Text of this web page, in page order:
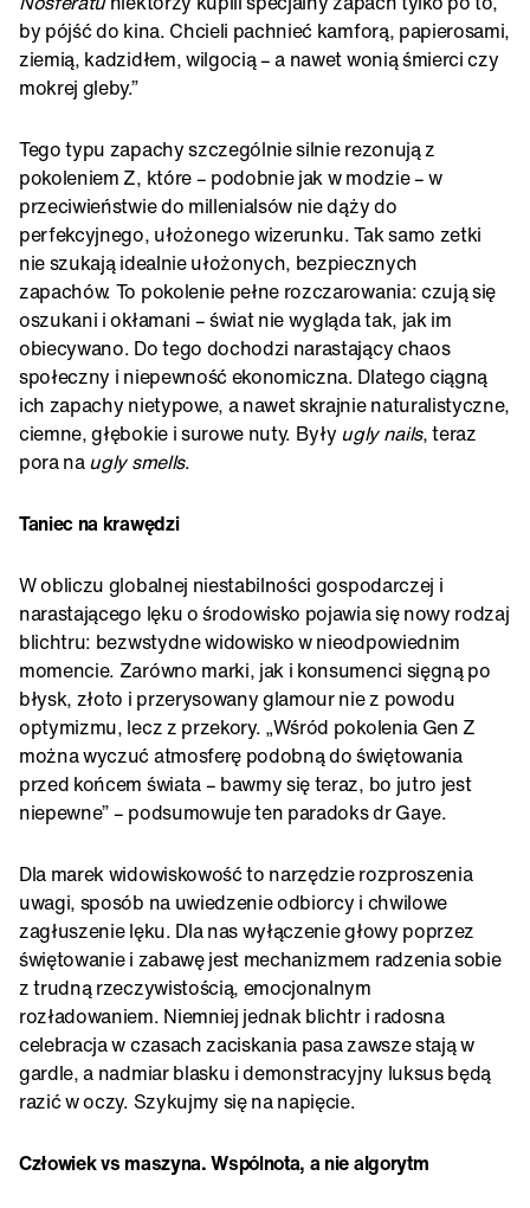
by pójść do kina. Chcieli pachnieć kamforą, papierosami,
ziemią, kadzidłem, wilgocią – a nawet wonią śmierci czy
mokrej gleby.”
Tego typu zapachy szczególnie silnie rezonują z
pokoleniem Z, które – podobnie jak w modzie – w
przeciwieństwie do millenialsów nie dąży do
perfekcyjnego, ułożonego wizerunku. Tak samo zetki
nie szukają idealnie ułożonych, bezpiecznych
zapachów. To pokolenie pełne rozczarowania: czują się
oszukani i okłamani – świat nie wygląda tak, jak im
obiecywano. Do tego dochodzi narastający chaos
społeczny i niepewność ekonomiczna. Dlatego ciągną
ich zapachy nietypowe, a nawet skrajnie naturalistyczne,
ciemne, głębokie i surowe nuty. Były ugly nails, teraz
pora naugly smells.
Taniec na krawędzi
W obliczu globalnej niestabilności gospodarczej i
narastającego lęku o środowisko pojawia się nowy rodzaj
blichtru: bezwstydne widowisko w nieodpowiednim
momencie. Zarówno marki, jak i konsumenci sięgną po
błysk, złoto i przerysowany glamour nie z powodu
optymizmu, lecz z przekory. „Wśród pokolenia Gen Z
można wyczuć atmosferę podobną do świętowania
przed końcem świata – bawmy się teraz, bo jutro jest
niepewne” – podsumowuje ten paradoks dr Gaye.
Dla marek widowiskowość to narzędzie rozproszenia
uwagi, sposób na uwiedzenie odbiorcy i chwilowe
zagłuszenie lęku. Dla nas wyłączenie głowy poprzez
świętowanie i zabawę jest mechanizmem radzenia sobie
z trudną rzeczywistością, emocjonalnym
rozładowaniem. Niemniej jednak blichtr i radosna
celebracja w czasach zaciskania pasa zawsze stają w
gardle, a nadmiar blasku i demonstracyjny luksus będą
razić w oczy. Szykujmy się na napięcie.
Człowiek vs maszyna. Wspólnota, a nie algorytm